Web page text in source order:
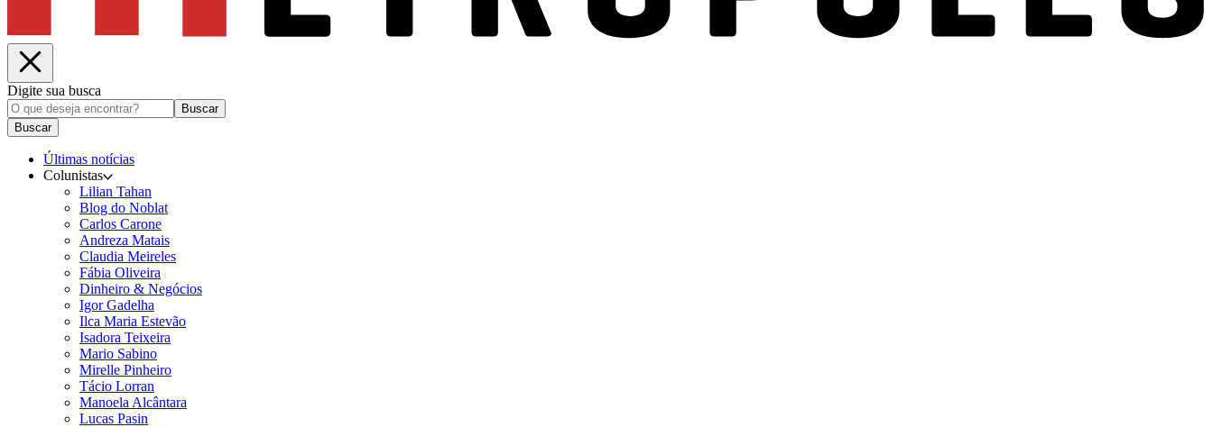
Digite sua busca
Buscar
Buscar
Últimas notícias
Colunistas
Lilian Tahan
Blog do Noblat
Carlos Carone
Andreza Matais
Claudia Meireles
Fábia Oliveira
Dinheiro & Negócios
Igor Gadelha
Ilca Maria Estevão
Isadora Teixeira
Mario Sabino
Mirelle Pinheiro
Tácio Lorran
Manoela Alcântara
Lucas Pasin